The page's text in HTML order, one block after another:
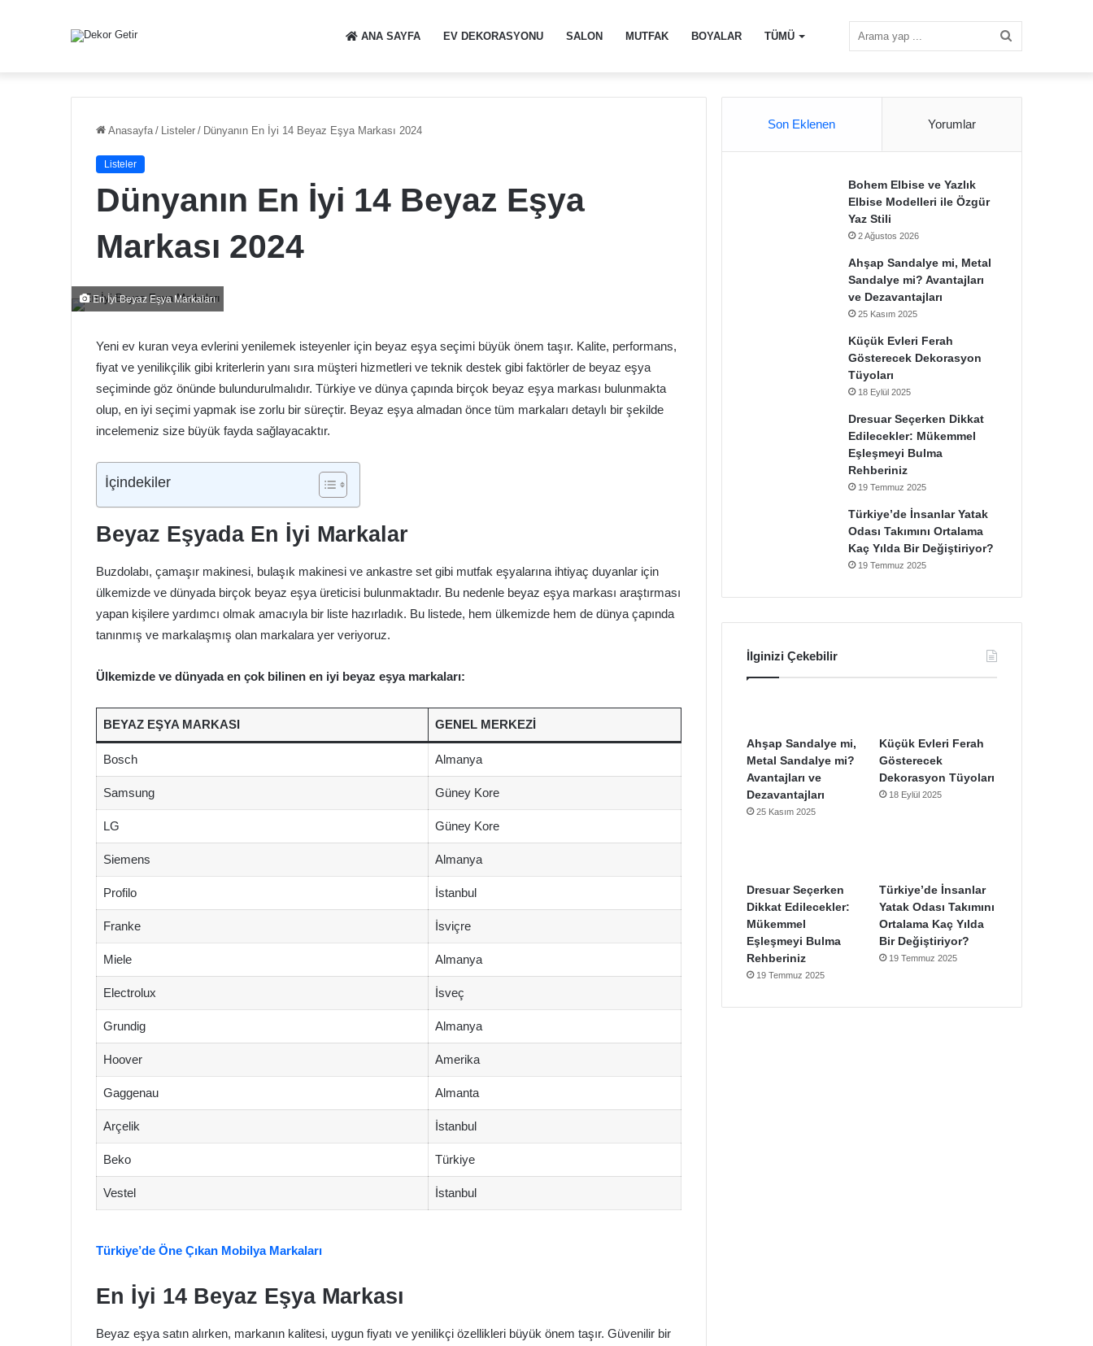
ANA SAYFA EV DEKORASYONU SALON MUTFAK BOYALAR TÜMÜ
Anasayfa / Listeler / Dünyanın En İyi 14 Beyaz Eşya Markası 2024
Listeler
Dünyanın En İyi 14 Beyaz Eşya
Markası 2024
En İyi Beyaz Eşya Markaları
Yeni ev kuran veya evlerini yenilemek isteyenler için beyaz eşya seçimi büyük önem taşır. Kalite, performans,
fiyat ve yenilikçilik gibi kriterlerin yanı sıra müşteri hizmetleri ve teknik destek gibi faktörler de beyaz eşya
seçiminde göz önünde bulundurulmalıdır. Türkiye ve dünya çapında birçok beyaz eşya markası bulunmakta
olup, en iyi seçimi yapmak ise zorlu bir süreçtir. Beyaz eşya almadan önce tüm markaları detaylı bir şekilde
incelemeniz size büyük fayda sağlayacaktır.
İçindekiler
Beyaz Eşyada En İyi Markalar
Buzdolabı, çamaşır makinesi, bulaşık makinesi ve ankastre set gibi mutfak eşyalarına ihtiyaç duyanlar için
ülkemizde ve dünyada birçok beyaz eşya üreticisi bulunmaktadır. Bu nedenle beyaz eşya markası araştırması
yapan kişilere yardımcı olmak amacıyla bir liste hazırladık. Bu listede, hem ülkemizde hem de dünya çapında
tanınmış ve markalaşmış olan markalara yer veriyoruz.
Ülkemizde ve dünyada en çok bilinen en iyi beyaz eşya markaları:
BEYAZ EŞYA MARKASI GENEL MERKEZI
Bosch Almanya
Samsung Güney Kore
LG Güney Kore
Siemens Almanya
Profilo İstanbul
Franke İsviçre
Miele Almanya
Electrolux İsveç
Grundig Almanya
Hoover Amerika
Gaggenau Almanta
Arçelik İstanbul
Beko Türkiye
Vestel İstanbul
Türkiye’de Öne Çıkan Mobilya Markaları
En İyi 14 Beyaz Eşya Markası
Beyaz eşya satın alırken, markanın kalitesi, uygun fiyatı ve yenilikçi özellikleri büyük önem taşır. Güvenilir bir
Son Eklenen Yorumlar
Bohem Elbise ve Yazlık
Elbise Modelleri ile Özgür
Yaz Stili
2 Ağustos 2026
Ahşap Sandalye mi, Metal
Sandalye mi? Avantajları
ve Dezavantajları
25 Kasım 2025
Küçük Evleri Ferah
Gösterecek Dekorasyon
Tüyoları
18 Eylül 2025
Dresuar Seçerken Dikkat
Edilecekler: Mükemmel
Eşleşmeyi Bulma
Rehberiniz
19 Temmuz 2025
Türkiye’de İnsanlar Yatak
Odası Takımını Ortalama
Kaç Yılda Bir Değiştiriyor?
19 Temmuz 2025
İlginizi Çekebilir
Ahşap Sandalye mi,
Metal Sandalye mi?
Avantajları ve
Dezavantajları
25 Kasım 2025
Küçük Evleri Ferah
Gösterecek
Dekorasyon Tüyoları
18 Eylül 2025
Dresuar Seçerken
Dikkat Edilecekler:
Mükemmel
Eşleşmeyi Bulma
Rehberiniz
19 Temmuz 2025
Türkiye’de İnsanlar
Yatak Odası Takımını
Ortalama Kaç Yılda
Bir Değiştiriyor?
19 Temmuz 2025